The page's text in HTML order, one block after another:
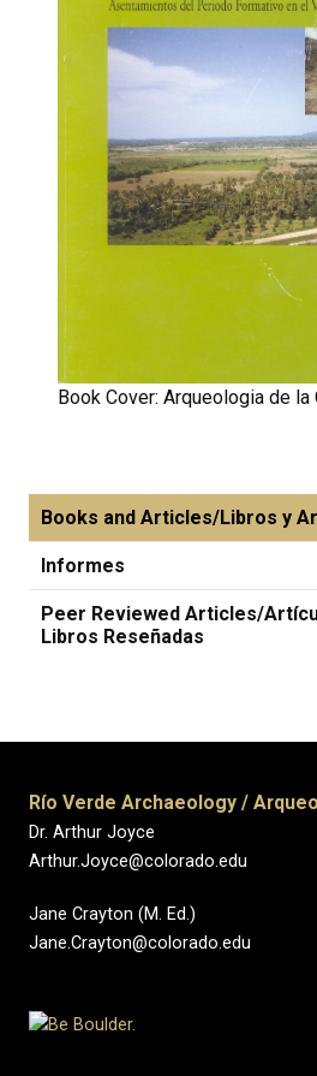
Book Cover: Arqueologia de la
Books and Articles/Libros y
Informes
Peer Reviewed Articles/
Libros Reseñadas
Río Verde Archaeology /
Dr. Arthur Joyce
Arthur.Joyce@colorado.edu
Jane Crayton (M. Ed.)
Jane.Crayton@colorado.edu